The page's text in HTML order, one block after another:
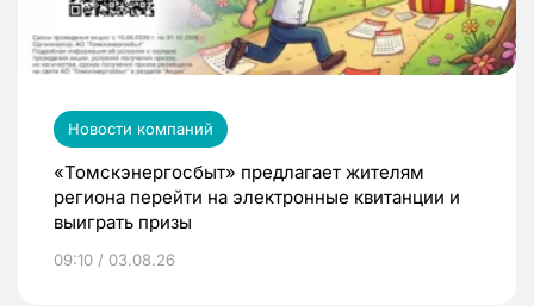
Новости компаний
«Томскэнергосбыт» предлагает жителям
региона перейти на электронные квитанции и
выиграть призы
09:10 / 03.08.26